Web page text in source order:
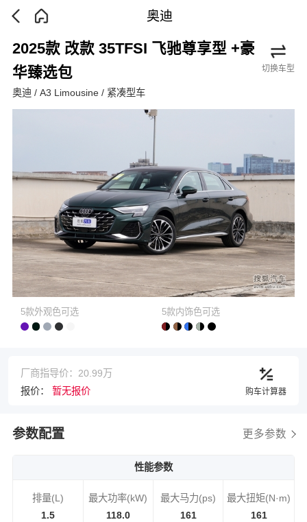
奥迪
2025款 改款 35TFSI 飞驰尊享型 +豪
华臻选包
奥迪 / A3 Limousine / 紧凑型车
切换车型
5款外观色可选 5款内饰色可选
厂商指导价：20.99万
报价： 暂无报价 购车计算器
参数配置 更多参数
性能参数
排量(L)
1.5
最大功率(kW)
118.0
最大马力(ps)
161
最大扭矩(N·m)
161